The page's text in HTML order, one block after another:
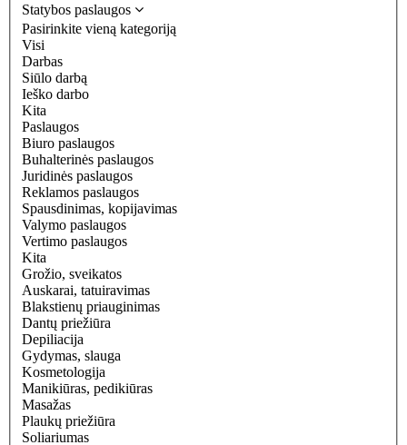
Statybos paslaugos
Pasirinkite vieną kategoriją
Visi
Darbas
Siūlo darbą
Ieško darbo
Kita
Paslaugos
Biuro paslaugos
Buhalterinės paslaugos
Juridinės paslaugos
Reklamos paslaugos
Spausdinimas, kopijavimas
Valymo paslaugos
Vertimo paslaugos
Kita
Grožio, sveikatos
Auskarai, tatuiravimas
Blakstienų priauginimas
Dantų priežiūra
Depiliacija
Gydymas, slauga
Kosmetologija
Manikiūras, pedikiūras
Masažas
Plaukų priežiūra
Soliariumas